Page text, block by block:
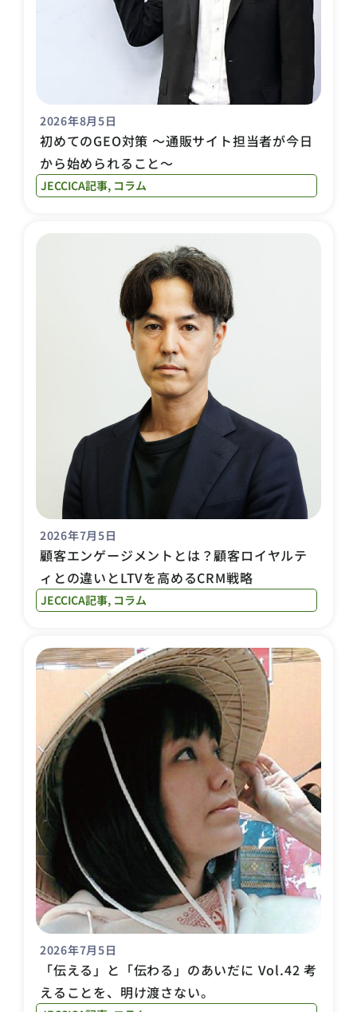
2026年8月5日
初めてのGEO対策 〜通販サイト担当者が今日
から始められること〜
JECCICA記事, コラム
2026年7月5日
顧客エンゲージメントとは？顧客ロイヤルテ
ィとの違いとLTVを高めるCRM戦略
JECCICA記事, コラム
2026年7月5日
「伝える」と「伝わる」のあいだに Vol.42 考
えることを、明け渡さない。